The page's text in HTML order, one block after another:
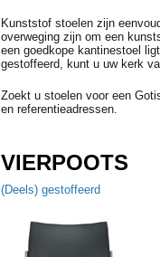
Kunststof stoelen zijn
overweging zijn om een
een goedkope kantinestoel
gestoffeerd, kunt u uw kerk
Zoekt u stoelen voor een
en referentieadressen.
VIERPOOTS
(Deels) gestoffeerd